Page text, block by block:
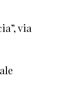
via